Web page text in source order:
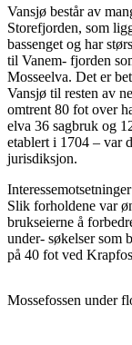
Vansjø består av
Storefjorden, som
bassenget og har
til Vanem- fjorden
Mosseelva. Det er
Vansjø til resten av
omtrent 80 fot over
elva 36 sagbruk og
etablert i 1704 – var
jurisdiksjon.
Interessemotsetninger
Slik forholdene var
brukseierne å
under- søkelser som
på 40 fot ved
Mossefossen under